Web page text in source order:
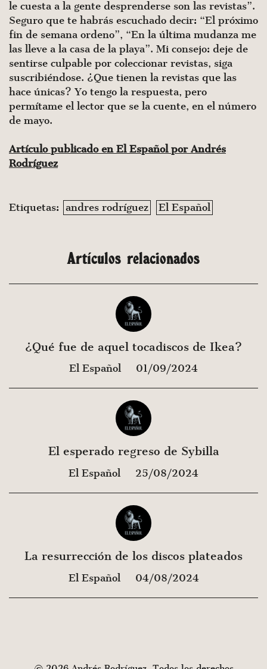
le cuesta a la gente desprenderse son las revistas”.
Seguro que te habrás escuchado decir: “El próximo
fin de semana ordeno”, “En la última mudanza me
las lleve a la casa de la playa”. Mi consejo: deje de
sentirse culpable por coleccionar revistas, siga
suscribiéndose. ¿Que tienen la revistas que las
hace únicas? Yo tengo la respuesta, pero
permítame el lector que se la cuente, en el número
de mayo.
Artículo publicado en El Español por Andrés
Rodríguez
Etiquetas: andres rodríguez El Español
Artículos relacionados
¿Qué fue de aquel tocadiscos de Ikea?
El Español 01/09/2024
El esperado regreso de Sybilla
El Español 25/08/2024
La resurrección de los discos plateados
El Español 04/08/2024